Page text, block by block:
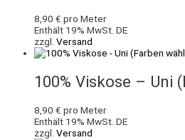
8,90 € pro Meter
Enthält 19% MwSt. DE
zzgl. Versand
100% Viskose – Uni
8,90 € pro Meter
Enthält 19% MwSt. DE
zzgl. Versand